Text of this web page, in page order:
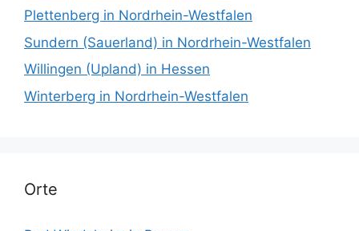
Plettenberg in Nordrhein-Westfalen
Sundern (Sauerland) in Nordrhein-Westfalen
Willingen (Upland) in Hessen
Winterberg in Nordrhein-Westfalen
Orte